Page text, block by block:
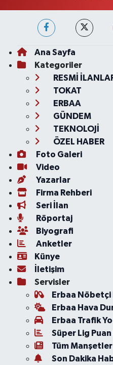
Ana Sayfa
Kategoriler
RESMİ
TOKAT
ERBAA
GÜNDEM
TEKNOLOJİ
ÖZEL HABER
Foto Galeri
Video
Yazarlar
Firma Rehberi
Seri İlan
Röportaj
Biyografi
Anketler
Künye
İletişim
Servisler
Erbaa Nöbetçi
Erbaa Hava
Erbaa Trafik
Süper Lig
Tüm Manşetler
Son Dakika